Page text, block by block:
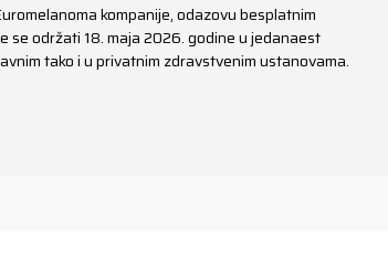
kompanije, odazovu besplatnim
se održati 18. maja 2026. godine u jedanaest
tako i u privatnim zdravstvenim ustanovama.